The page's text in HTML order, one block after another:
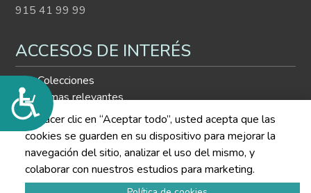
Accesibilidad
915 41 99 99
ACCESOS DE INTERÉS
Colecciones
Temas relevantes
Histograma
Buscador de contenidos
SÍGUENOS EN LAS REDES
Al hacer clic en “Aceptar todo”, usted acepta que las
cookies se guarden en su dispositivo para mejorar la
navegación del sitio, analizar el uso del mismo, y
colaborar con nuestros estudios para marketing.